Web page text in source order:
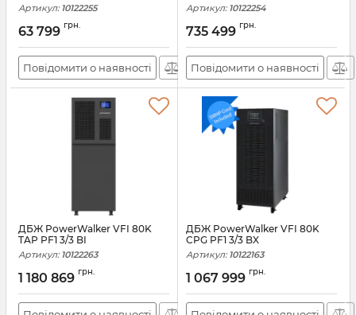
Артикул: 10122255
63 799 грн.
Повідомити о наявності
Артикул: 10122254
735 499 грн.
Повідомити о наявності
ДБЖ PowerWalker VFI 80K
TAP PF1 3/3 BI
Артикул: 10122263
1 180 869 грн.
ДБЖ PowerWalker VFI 80K
CPG PF1 3/3 BX
Артикул: 10122163
1 067 999 грн.